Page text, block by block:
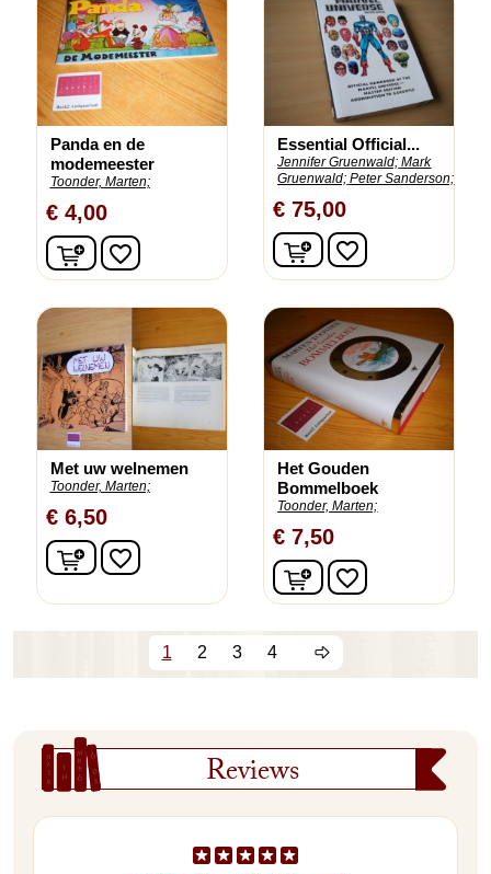
Reviews
Panda en de
modemeester
Toonder, Marten;
€ 4,00
In winkelwagen
favorite_border
Essential Official...
Jennifer Gruenwald; Mark
Gruenwald; Peter Sanderson;
€ 75,00
In winkelwagen
favorite_border
Met uw welnemen
Toonder, Marten;
€ 6,50
In winkelwagen
favorite_border
Het Gouden
Bommelboek
Toonder, Marten;
€ 7,50
In winkelwagen
favorite_border
1 2 3 4